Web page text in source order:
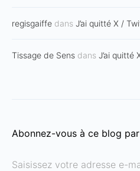
regisgaiffe dans J’ai quitté X /
Tissage de Sens dans J’ai quitté
Abonnez-vous à ce blog
Saisissez votre adresse e-